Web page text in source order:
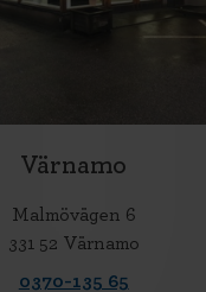
Värnamo
Malmövägen 6
331 52 Värnamo
0370-135 65